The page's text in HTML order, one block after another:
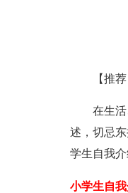
【推
在生
述，切忌
学生自我
小学生自